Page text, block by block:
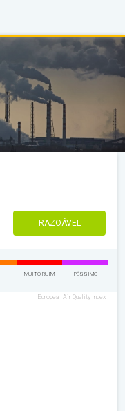
RAZOÁVEL
MUITO RUIM PÉSSIMO
European Air Quality Index